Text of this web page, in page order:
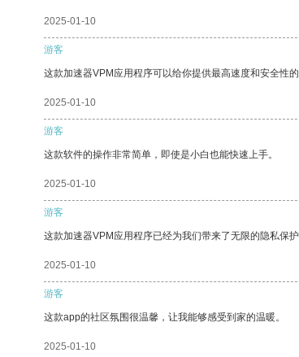
2025-01-10
游客
这款加速器VPM应用程序可以给你提供最高速度和安全性
2025-01-10
游客
这款软件的操作非常简单，即使是小白也能快速上手。
2025-01-10
游客
这款加速器VPM应用程序已经为我们带来了无限的隐私保护
2025-01-10
游客
这款app的社区氛围很温馨，让我能够感受到家的温暖。
2025-01-10